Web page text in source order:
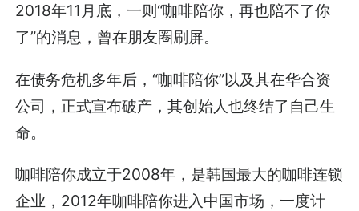
2018年11月底，一则“咖啡陪你，再也陪不了你
了”的消息，曾在朋友圈刷屏。
在债务危机多年后，“咖啡陪你”以及其在华合资
公司，正式宣布破产，其创始人也终结了自己生
命。
咖啡陪你成立于2008年，是韩国最大的咖啡连锁
企业，2012年咖啡陪你进入中国市场，一度计